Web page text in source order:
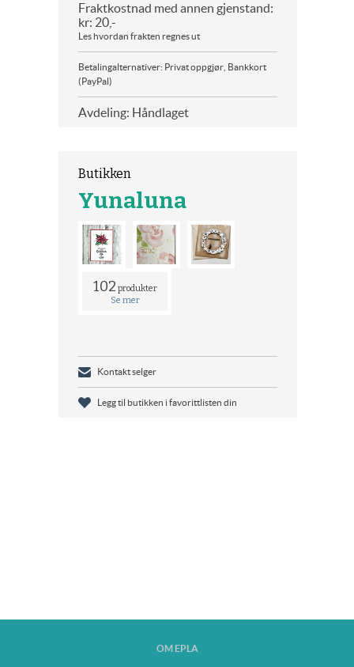
Fraktkostnad med annen gjenstand:
kr: 20,-
Les hvordan frakten regnes ut
Betalingalternativer: Privat oppgjør, Bankkort
(PayPal)
Avdeling: Håndlaget
Butikken
Yunaluna
102 produkter
Se mer
Kontakt selger
Legg til butikken i favorittlisten din
OM EPLA